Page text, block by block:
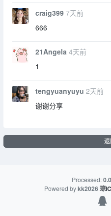
craig399 7天前
666
21Angela 4天前
1
tengyuanyuyu 2天前
谢谢分享
返
Processed:
Powered bykk2026琼